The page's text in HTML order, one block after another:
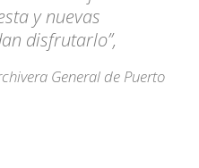
y nuevas
disfrutarlo”,
General de Puerto